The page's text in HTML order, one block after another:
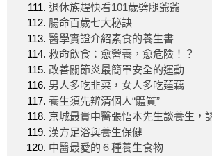
退休族趕快看101歲劈腿爺爺
腸命百歲七大秘訣
醫學實證介紹素食的養生書
救命飲食：愈營養，愈危險！？
改善關節炎最簡單安全的運動
男人多吃韭菜，女人多吃蓮藕
養生須先辨清個人“體質”
京城最貴中醫張悟本先生談養生，
漢方足浴與養生保健
中醫最愛的６種養生食物